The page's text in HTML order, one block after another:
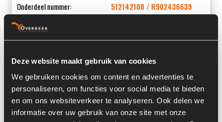
Deze website maakt gebruik van cookies
We gebruiken cookies om content en advertenties te
personaliseren, om functies voor social media te bieden
en om ons websiteverkeer te analyseren. Ook delen we
informatie over uw gebruik van onze site met onze
Onderdeel nummer:
512142108 / R902436639
Informatie
Locatie:
4A14I
Serienummer:
31593142